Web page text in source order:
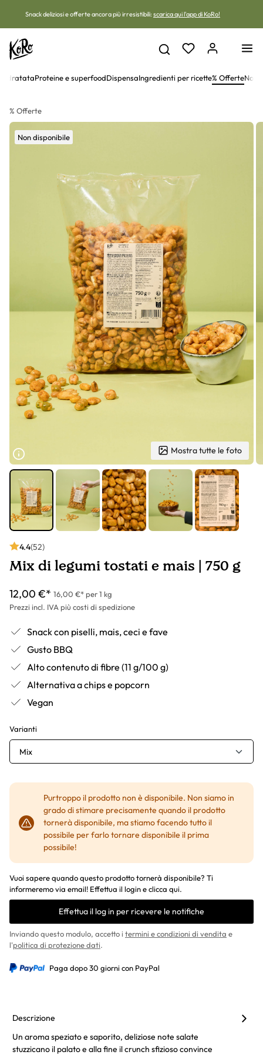
Snack deliziosi e offerte ancora più irresistibili: scarica qui l'app di KoRo!
Proteine e superfoodDispensaIngredienti per ricette% Offerte
% Offerte
Non disponibile
Mostra tutte le foto
4.4(52)
Mix di legumi tostati e mais | 750 g
12,00 €* 16,00 €* per 1 kg
Prezzi incl. IVA più costi di spedizione
Snack con piselli, mais, ceci e fave
Gusto BBQ
Alto contenuto di fibre (11 g/100 g)
Alternativa a chips e popcorn
Vegan
Varianti
Mix
Purtroppo il prodotto non è disponibile. Non siamo in
grado di stimare precisamente quando il prodotto
tornerà disponibile, ma stiamo facendo tutto il
possibile per farlo tornare disponibile il prima
possibile!
Vuoi sapere quando questo prodotto tornerà disponibile? Ti
informeremo via email! Effettua il login e clicca qui.
Effettua il log in per ricevere le notifiche
Inviando questo modulo, accetto i termini e condizioni di vendita e
l'politica di protezione dati.
Paga dopo 30 giorni con PayPal
Descrizione
Un aroma speziato e saporito, deliziose note salate
stuzzicano il palato e alla fine il crunch sfizioso convince